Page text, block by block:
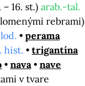
16. st.) arab.-tal.
rebrami)
lod.
perama
hist.
trigantína
nava
nave
v tvare